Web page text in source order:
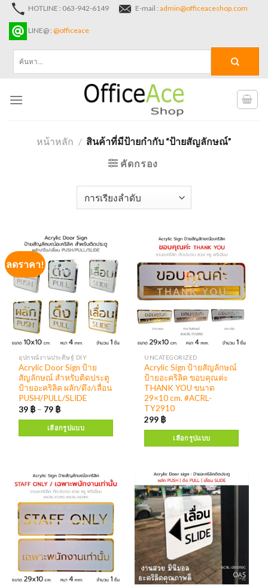
Skip
content
HOTLINE : 063-942-6149 E-mail : admin@officeaceshop.com
LINE@ : @officeace
หน้าหลัก / สินค้าที่มีป้ายกำกับ “ป้ายสัญลักษณ์”
คัดกรอง
ลดราคา!
อุปกรณ์งานประดิษฐ์ DIY
Acrylic Door Sign ป้าย
สัญลักษณ์ สำหรับติดประตู
ป้ายอะคริลิค ผลัก/ดึง/เลื่อน
PUSH/PULL/SLIDE
39 ฿ – 79 ฿
เลือกรูปแบบ
UNCATEGORIZED
Acrylic Sign ป้ายสัญลักษณ์
ป้ายอะคริลิค ขอบคุณค่ะ
THANK YOU ขนาด
29×10 cm. #ACRL-
TY2910
299 ฿
เลือกรูปแบบ